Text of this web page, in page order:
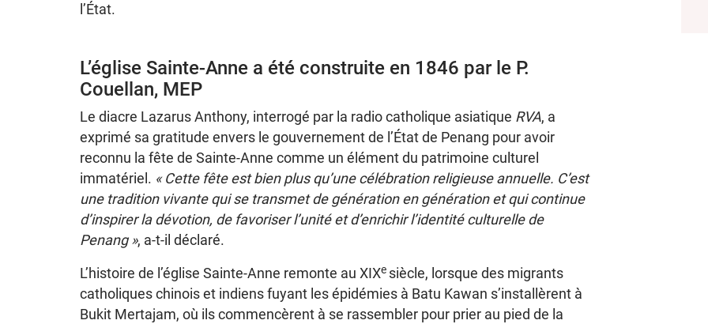
l’État.
L’église Sainte-Anne a été construite en 1846 par le P.
Couellan, MEP
Le diacre Lazarus Anthony, interrogé par la radio catholique asiatique RVA, a
exprimé sa gratitude envers le gouvernement de l’État de Penang pour avoir
reconnu la fête de Sainte-Anne comme un élément du patrimoine culturel
immatériel. « Cette fête est bien plus qu’une célébration religieuse annuelle. C’est
une tradition vivante qui se transmet de génération en génération et qui continue
d’inspirer la dévotion, de favoriser l’unité et d’enrichir l’identité culturelle de
Penang », a-t-il déclaré.
L’histoire de l’église Sainte-Anne remonte au XIXe siècle, lorsque des migrants
catholiques chinois et indiens fuyant les épidémies à Batu Kawan s’installèrent à
Bukit Mertajam, où ils commencèrent à se rassembler pour prier au pied de la